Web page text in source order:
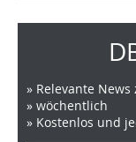
» Relevante
» wöchentlich
» Kostenlos und